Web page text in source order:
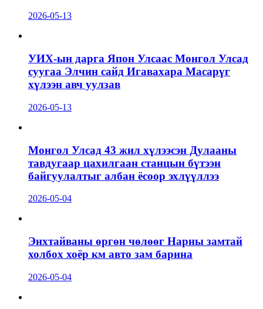
2026-05-13
УИХ-ын дарга Япон Улсаас Монгол Улсад
суугаа Элчин сайд Игавахара Масарүг
хүлээн авч уулзав
2026-05-13
Монгол Улсад 43 жил хүлээсэн Дулааны
тавдугаар цахилгаан станцын бүтээн
байгуулалтыг албан ёсоор эхлүүллээ
2026-05-04
Энхтайваны өргөн чөлөөг Нарны замтай
холбох хоёр км авто зам барина
2026-05-04